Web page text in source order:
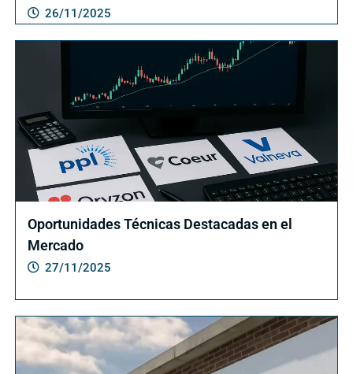
26/11/2025
Oportunidades Técnicas Destacadas en el
Mercado
27/11/2025